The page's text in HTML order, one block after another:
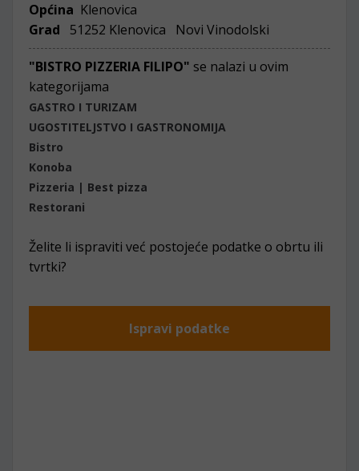
Općina Klenovica
Grad
51252 Klenovica Novi Vinodolski
"BISTRO PIZZERIA FILIPO" se nalazi u ovim
kategorijama
GASTRO I TURIZAM
UGOSTITELJSTVO I GASTRONOMIJA
Bistro
Konoba
Pizzeria | Best pizza
Restorani
Želite li ispraviti već postojeće podatke o obrtu ili
tvrtki?
Ispravi podatke